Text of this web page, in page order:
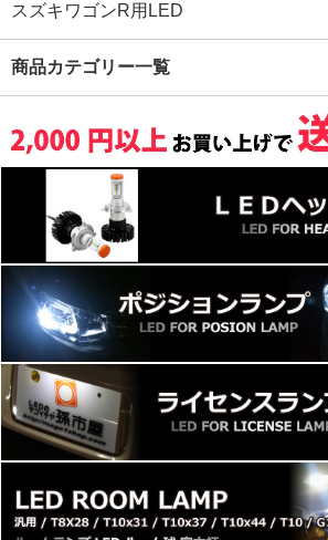
スズキワゴンR用LED
商品カテゴリー一覧